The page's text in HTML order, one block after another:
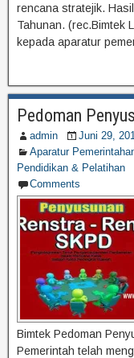
rencana stratejik.
Tahunan. (rec.Bimtek
kepada aparatur
Pedoman
admin
Juni 29,
Aparatur
Pendidikan & Pelatihan
Comments
Bimtek Pedoman
Pemerintah telah